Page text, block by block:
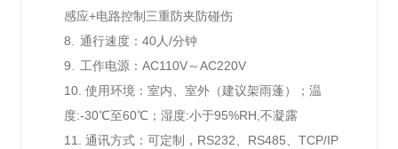
感应+电路控制三重防夹防碰伤
8.
通行速度：40人/分钟
9.
工作电源：AC110V～AC220V
10. 使用环境：室内、室外（建议架雨蓬）；温
度:-30℃至60℃ ；湿度:小于95%RH,不凝露
11.
通讯方式：可定制， RS232 RS485 、TCP/IP